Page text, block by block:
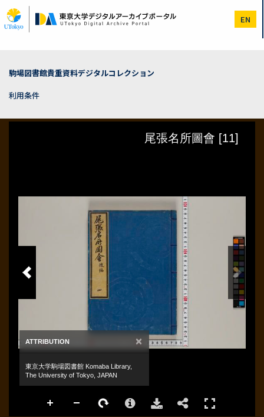
イ
ン
EN
駒場図書館貴重資料デジタルコレクション
利用条件